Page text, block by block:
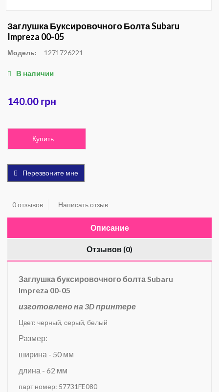
Заглушка Буксировочного Болта Subaru
Impreza 00-05
Модель: 1271726221
В наличии
140.00 грн
Купить
Перезвоните мне
0 отзывов Написать отзыв
Описание
Отзывов (0)
Заглушка буксировочного болта Subaru
Impreza 00-05
изготовлено на 3D принтере
Цвет: черный, серый, белый
Размер:
ширина - 50 мм
длина - 62 мм
парт номер: 57731FE080